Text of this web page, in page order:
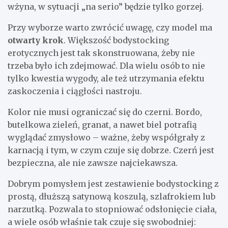
wżyna, w sytuacji „na serio” będzie tylko gorzej.
Przy wyborze warto zwrócić uwagę, czy model ma
otwarty krok. Większość bodystocking
erotycznych jest tak skonstruowana, żeby nie
trzeba było ich zdejmować. Dla wielu osób to nie
tylko kwestia wygody, ale też utrzymania efektu
zaskoczenia i ciągłości nastroju.
Kolor nie musi ograniczać się do czerni. Bordo,
butelkowa zieleń, granat, a nawet biel potrafią
wyglądać zmysłowo – ważne, żeby współgrały z
karnacją i tym, w czym czuje się dobrze. Czerń jest
bezpieczna, ale nie zawsze najciekawsza.
Dobrym pomysłem jest zestawienie bodystocking z
prostą, dłuższą satynową koszulą, szlafrokiem lub
narzutką. Pozwala to stopniować odsłonięcie ciała,
a wiele osób właśnie tak czuje się swobodniej: